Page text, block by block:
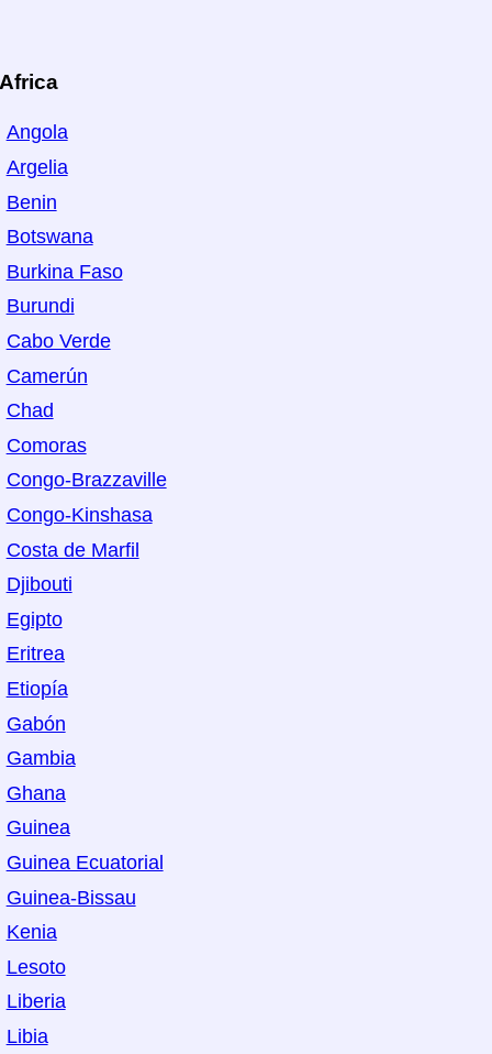
Africa
Angola
Argelia
Benin
Botswana
Burkina Faso
Burundi
Cabo Verde
Camerún
Chad
Comoras
Congo-Brazzaville
Congo-Kinshasa
Costa de Marfil
Djibouti
Egipto
Eritrea
Etiopía
Gabón
Gambia
Ghana
Guinea
Guinea Ecuatorial
Guinea-Bissau
Kenia
Lesoto
Liberia
Libia